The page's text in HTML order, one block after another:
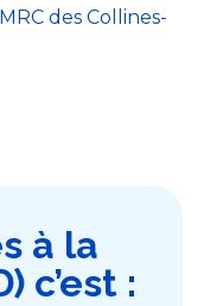
des Collines-
à la
c’est :